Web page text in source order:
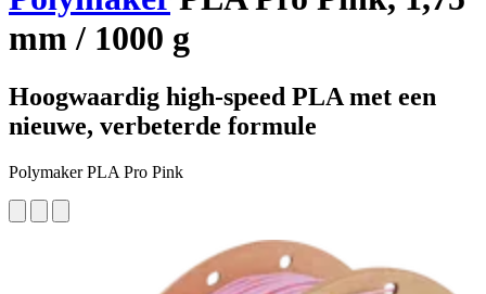
mm / 1000 g
Hoogwaardig high-speed PLA met een
nieuwe, verbeterde formule
Polymaker PLA Pro Pink